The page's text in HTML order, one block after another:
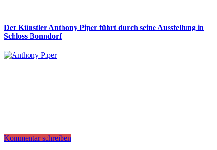
Der Künstler Anthony Piper führt durch seine Ausstellung in
Schloss Bonndorf
Kommentar schreiben